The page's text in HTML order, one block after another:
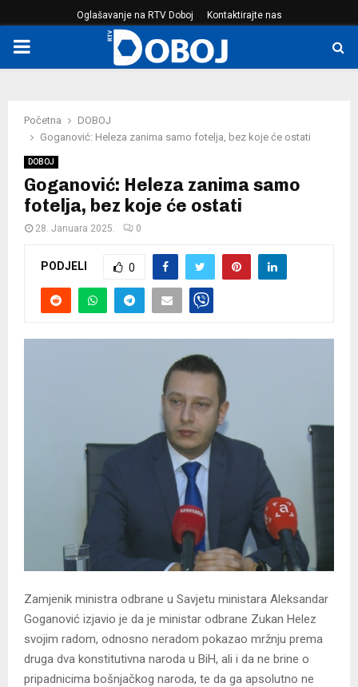
Oglašavanje na RTV Doboj Kontaktirajte nas
PRIMARY
Početna
DOBOJ
Goganović: Heleza zanima samo fotelja, bez koje će ostati
DOBOJ
Goganović: Heleza zanima samo
fotelja, bez koje će ostati
28. Januara 2025. 0
PODJELI 0
Zamjenik ministra odbrane u Savjetu ministara Aleksandar
Goganović izjavio je da je ministar odbrane Zukan Helez
svojim radom, odnosno neradom pokazao mržnju prema
druga dva konstitutivna naroda u BiH, ali i da ne brine o
pripadnicima bošnjačkog naroda, te da ga apsolutno ne